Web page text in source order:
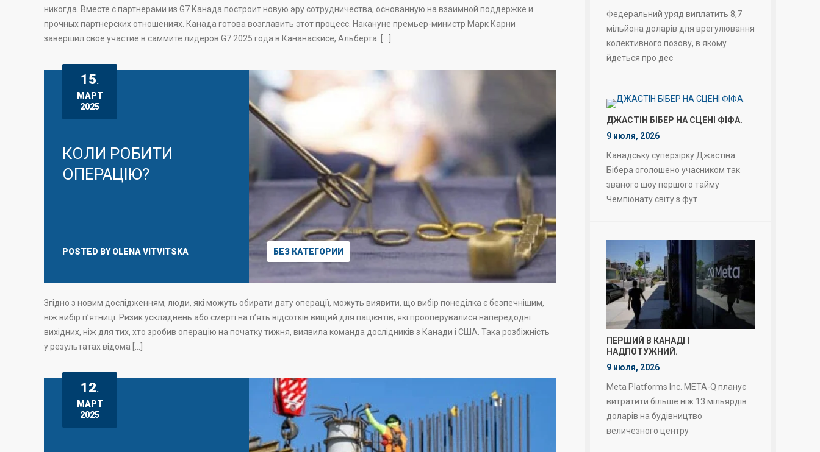
никогда. Вместе с партнерами из G7 Канада построит новую эру сотрудничества, основанную на взаимной поддержке и
прочных партнерских отношениях. Канада готова возглавить этот процесс. Накануне премьер-министр Марк Карни
завершил свое участие в саммите лидеров G7 2025 года в Кананаскисе, Альберта. […]
15.
МАРТ
2025
КОЛИ РОБИТИ
ОПЕРАЦІЮ?
POSTED BYOLENA VITVITSKA БЕЗ КАТЕГОРИИ
Згідно з новим дослідженням, люди, які можуть обирати дату операції, можуть виявити, що вибір понеділка є безпечнішим,
ніж вибір п’ятниці. Ризик ускладнень або смерті на п’ять відсотків вищий для пацієнтів, які прооперувалися напередодні
вихідних, ніж для тих, хто зробив операцію на початку тижня, виявила команда дослідників з Канади і США. Така розбіжність
у результатах відома […]
12.
МАРТ
2025
Федеральний уряд виплатить 8,7
мільйона доларів для врегулювання
колективного позову, в якому
йдеться про дес
ДЖАСТІН БІБЕР НА СЦЕНІ ФІФА.
9 июля, 2026
Канадську суперзірку Джастіна
Бібера оголошено учасником так
званого шоу першого тайму
Чемпіонату світу з фут
ПЕРШИЙ В КАНАДІ І
НАДПОТУЖНИЙ.
9 июля, 2026
Meta Platforms Inc. META-Q планує
витратити більше ніж 13 мільярдів
доларів на будівництво
величезного центру